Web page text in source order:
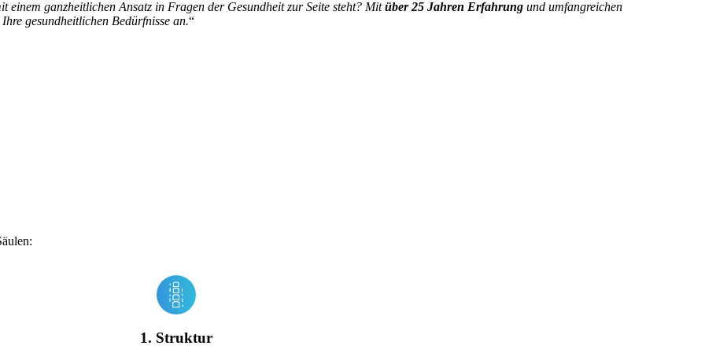
ganzheitlichen Ansatz in Fragen der Gesundheit zur Seite steht? Mitüber 25 Jahren Erfahrung und umfangreichen
gesundheitlichen Bedürfnisse an.“
1. Struktur